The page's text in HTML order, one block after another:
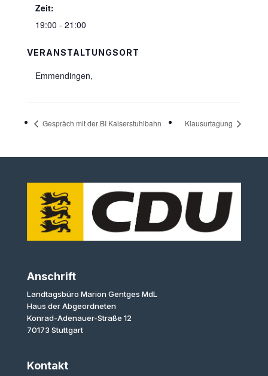
Zeit:
19:00 - 21:00
VERANSTALTUNGSORT
Emmendingen,
Gespräch mit der BI Kaiserstuhlbahn Klausurtagung
Anschrift
Landtagsbüro Marion Gentges MdL
Haus der Abgeordneten
Konrad-Adenauer-Straße 12
70173 Stuttgart
Kontakt